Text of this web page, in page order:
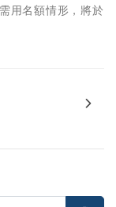
用名額情形，將於